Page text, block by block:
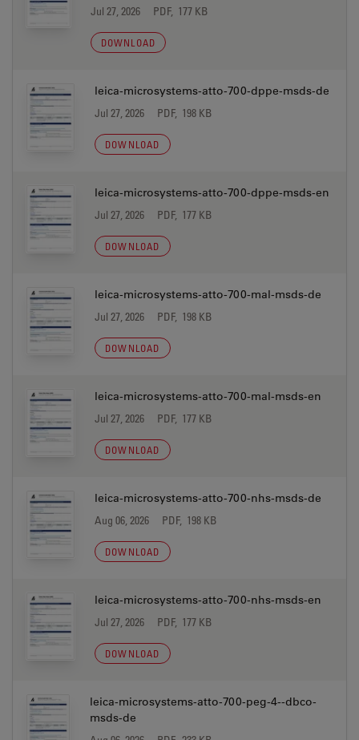
Jul 27, 2026 PDF, 177 KB
DOWNLOAD
leica-microsystems-atto-700-dppe-msds-de
Jul 27, 2026 PDF, 198 KB
DOWNLOAD
leica-microsystems-atto-700-dppe-msds-en
Jul 27, 2026 PDF, 177 KB
DOWNLOAD
leica-microsystems-atto-700-mal-msds-de
Jul 27, 2026 PDF, 198 KB
DOWNLOAD
leica-microsystems-atto-700-mal-msds-en
Jul 27, 2026 PDF, 177 KB
DOWNLOAD
leica-microsystems-atto-700-nhs-msds-de
Aug 06, 2026 PDF, 198 KB
DOWNLOAD
leica-microsystems-atto-700-nhs-msds-en
Jul 27, 2026 PDF, 177 KB
DOWNLOAD
leica-microsystems-atto-700-peg-4--dbco-
msds-de